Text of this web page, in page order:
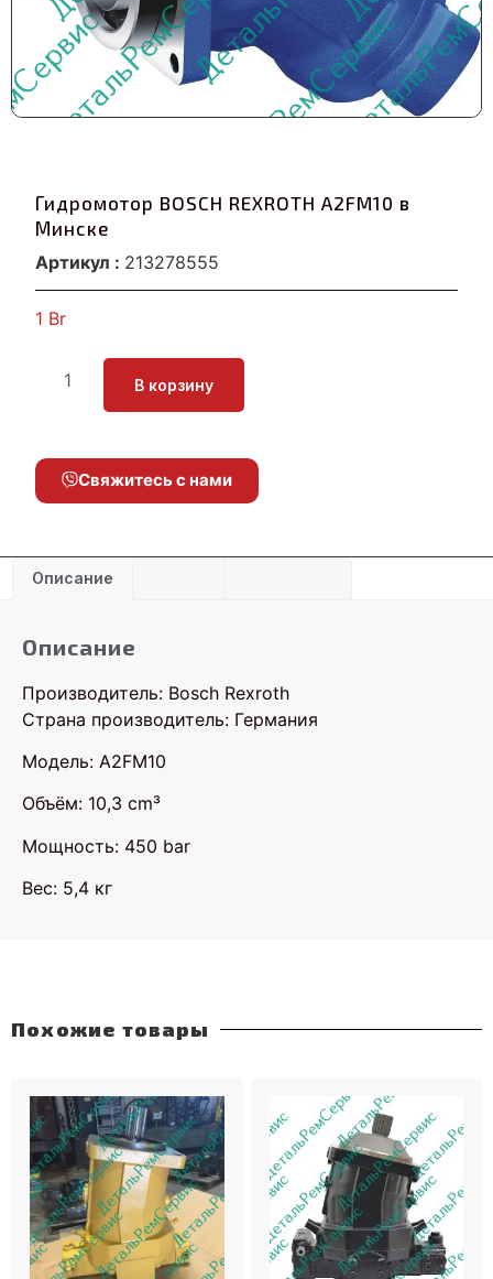
Гидромотор BOSCH REXROTH A2FM10 в
Минске
Артикул : 213278555
1 Br
В корзину
Свяжитесь с нами
Описание
Описание
Производитель: Bosch Rexroth
Страна производитель: Германия
Модель: A2FM10
Объём: 10,3 cm³
Мощность: 450 bar
Вес: 5,4 кг
Похожие товары